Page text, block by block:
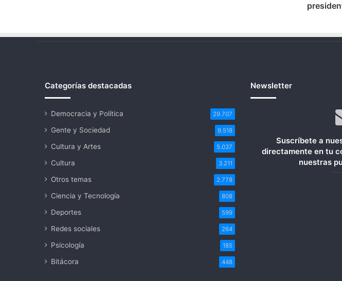
presidente
Categorías destacadas
Democracia y Política 29.707
Gente y Sociedad 9.518
Cultura y Artes 5.037
Cultura 3.211
Otros temas 2.778
Ciencia y Tecnología 808
Deportes 599
Redes sociales 264
Psicología 185
Bitácora 448
Newsletter
Suscríbete a
directamente en tu
nuestras